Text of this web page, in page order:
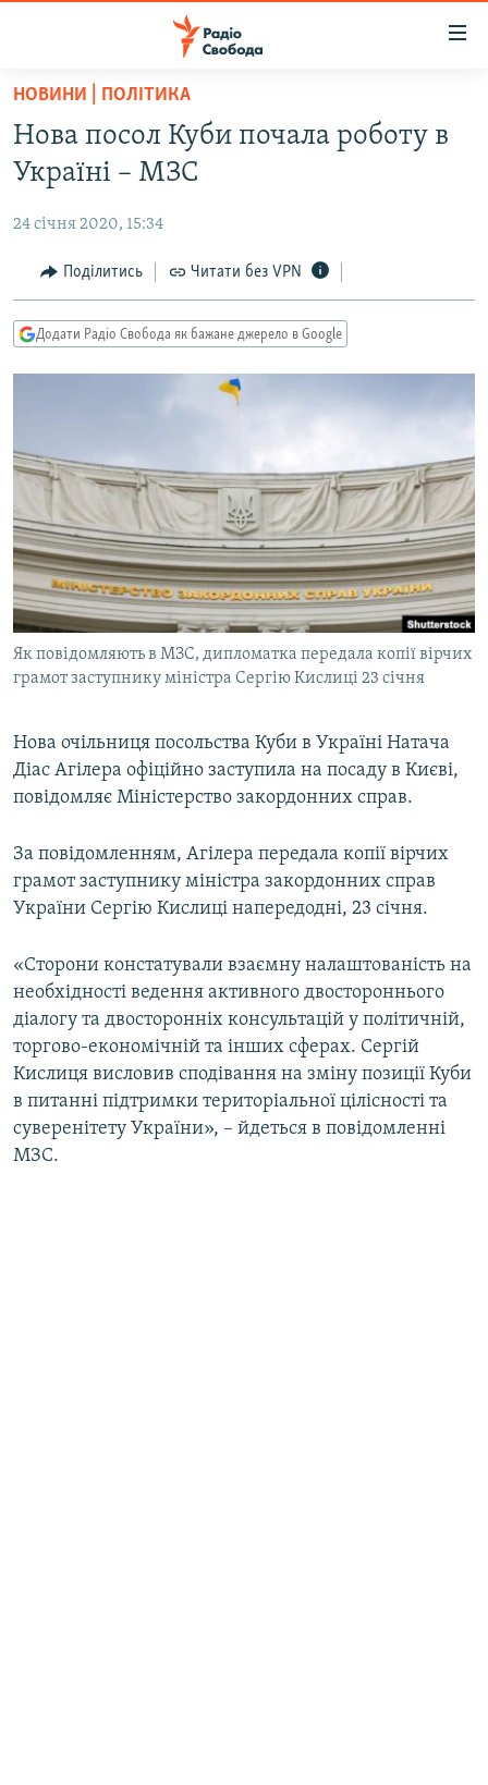
Перейти
основного
матеріалу
Перейти
до
навігації
Перейти
до
РАДІО СВОБОДА – 70 РОКІВ
СТАТТІ
ПОЛІТИКА
ЕКОНОМІКА
КУЛЬТУРА
СВІТ
ВІЙНА
РОСІЙСЬКА «ФІЛЬТРАЦІЯ»
КРИМ.РЕАЛІЇ
КИТАЙ.ВИКЛИКИ
МУЛЬТИМЕДІА
ФОТО
СПЕЦПРОЄКТИ
ПОДКАСТИ
КРИМ РЕАЛІЇ
УКР
КТАТ
ДОЛУЧАЙСЯ!
Усі сайти RFE/RL
НОВИНИ | ПОЛІТИКА
Нова посол Куби почала роботу в
Україні – МЗС
24 січня 2020, 15:34
Поділитись Читати без VPN
Додати Радіо Свобода як бажане джерело в Google
Як повідомляють в МЗС, дипломатка передала копії вірчих
грамот заступнику міністра Сергію Кислиці 23 січня
Нова очільниця посольства Куби в Україні Натача
Діас Агілера офіційно заступила на посаду в Києві,
повідомляє Міністерство закордонних справ.
За повідомленням, Агілера передала копії вірчих
грамот заступнику міністра закордонних справ
України Сергію Кислиці напередодні, 23 січня.
«Сторони констатували взаємну налаштованість на
необхідності ведення активного двостороннього
діалогу та двосторонніх консультацій у політичній,
торгово-економічній та інших сферах. Сергій
Кислиця висловив сподівання на зміну позиції Куби
в питанні підтримки територіальної цілісності та
суверенітету України», – йдеться в повідомленні
МЗС.